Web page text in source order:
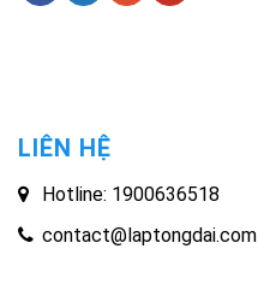
LIÊN HỆ
Hotline: 1900636518
contact@laptongdai.com